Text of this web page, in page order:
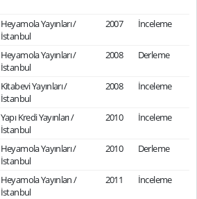
Heyamola Yayınları /
İstanbul
2007 İnceleme
Heyamola Yayınları /
İstanbul
2008 Derleme
Kitabevi Yayınları /
İstanbul
2008 İnceleme
Yapı Kredi Yayınları /
İstanbul
2010 İnceleme
Heyamola Yayınları /
İstanbul
2010 Derleme
Heyamola Yayınlan /
İstanbul
2011 İnceleme